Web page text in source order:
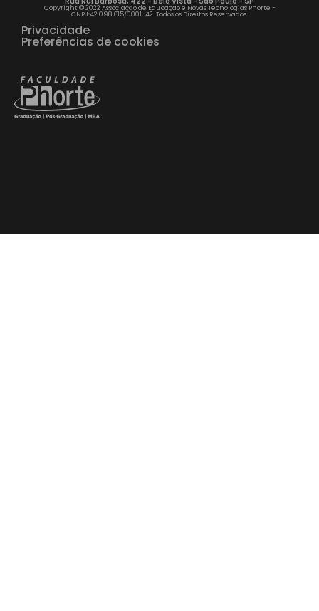
Copyright © 2022 Associação de Educação e Novas Tecnologias Phorte -
CNPJ:42.098.615/0001-42. Todos os Direitos Reservados.
Privacidade
Preferências de cookies